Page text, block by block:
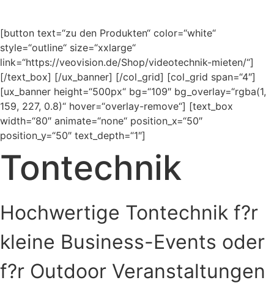
[button text=“zu den Produkten“ color=“white“
style=“outline“ size=“xxlarge“
link=“https://veovision.de/Shop/videotechnik-mieten/“]
[/text_box] [/ux_banner] [/col_grid] [col_grid span=“4″]
[ux_banner height=“500px“ bg=“109″ bg_overlay=“rgba(1,
159, 227, 0.8)“ hover=“overlay-remove“] [text_box
width=“80″ animate=“none“ position_x=“50″
position_y=“50″ text_depth=“1″]
Tontechnik
Hochwertige Tontechnik f?r
kleine Business-Events oder
f?r Outdoor Veranstaltungen